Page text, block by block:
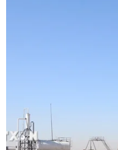
Rất nhiều bức tâm thư
bác sỹ bày tỏ sự cảm
sở cho thấy, các cơ sở